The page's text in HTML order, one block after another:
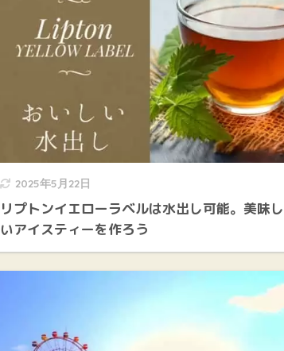
2025年5月22日
リプトンイエローラベルは水出し可能。美味し
いアイスティーを作ろう